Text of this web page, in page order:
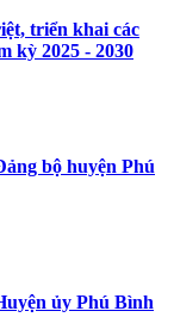
triển khai các
kỳ 2025 - 2030
bộ huyện Phú
ủy Phú Bình